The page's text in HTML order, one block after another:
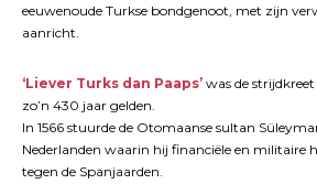
eeuwenoude Turkse bondgenoot, met zijn
aanricht.
‘Liever Turks dan Paaps’ was de
zo’n 430 jaar gelden.
In 1566 stuurde de Otomaanse sultan
Nederlanden waarin hij financiële en militaire
tegen de Spanjaarden.